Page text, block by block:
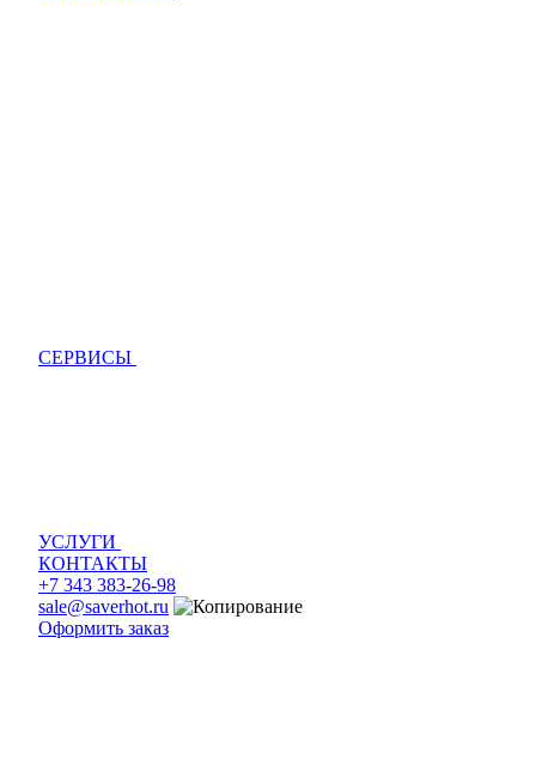
СЕРВИСЫ
УСЛУГИ
КОНТАКТЫ
+7 343 383-26-98
sale@saverhot.ru
Оформить заказ